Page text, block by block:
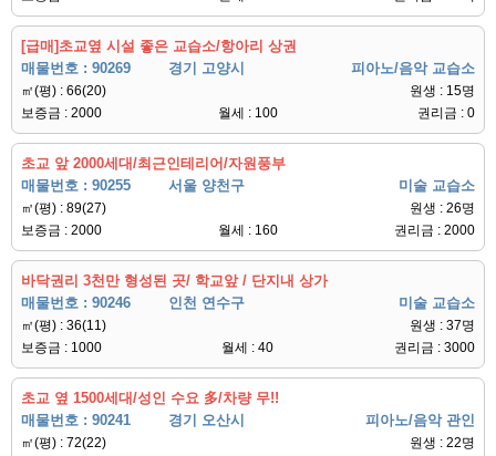
[급매]초교옆 시설 좋은 교습소/항아리 상권
매물번호 : 90269
경기 고양시 피아노/음악 교습소
㎡(평) : 66(20)
원생 : 15명
보증금 : 2000
월세 : 100 권리금 : 0
초교 앞 2000세대/최근인테리어/자원풍부
매물번호 : 90255
서울 양천구 미술 교습소
㎡(평) : 89(27)
원생 : 26명
보증금 : 2000
월세 : 160 권리금 : 2000
바닥권리 3천만 형성된 곳/ 학교앞 / 단지내 상가
매물번호 : 90246
인천 연수구 미술 교습소
㎡(평) : 36(11)
원생 : 37명
보증금 : 1000
월세 : 40 권리금 : 3000
초교 옆 1500세대/성인 수요 多/차량 무!!
매물번호 : 90241
경기 오산시 피아노/음악 관인
㎡(평) : 72(22)
원생 : 22명